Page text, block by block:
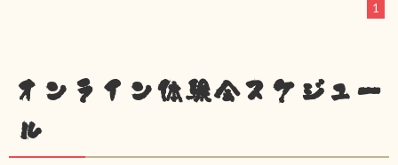
1
オンライン体験会スケジュー
ル